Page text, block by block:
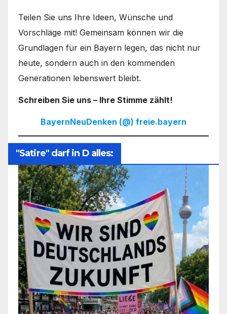
Teilen Sie uns Ihre Ideen, Wünsche und
Vorschläge mit! Gemeinsam können wir die
Grundlagen für ein Bayern legen, das nicht nur
heute, sondern auch in den kommenden
Generationen lebenswert bleibt.
Schreiben Sie uns – Ihre Stimme zählt!
BayernNeuDenken (@) freie.bayern
"Satire" darf in D alles: